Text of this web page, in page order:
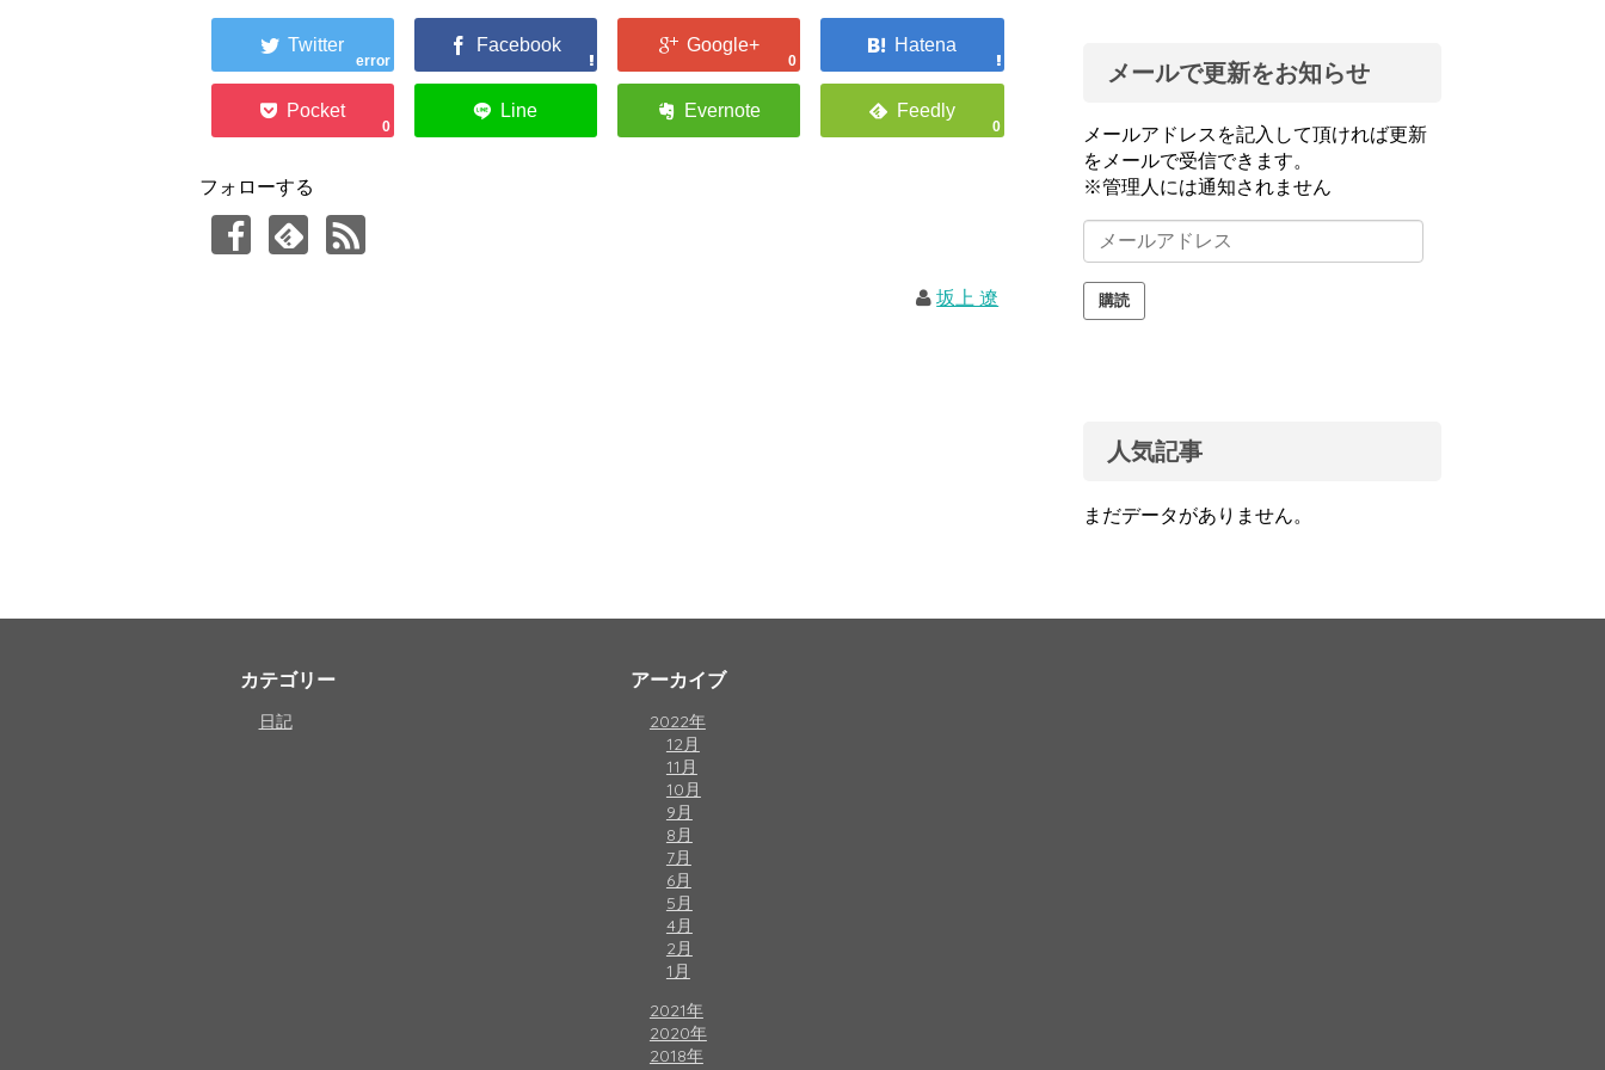
error 0
0 0
フォローする
坂上 遼
メールで更新をお知らせ
メールアドレスを記入して頂ければ更新
をメールで受信できます。
※管理人には通知されません
メ
ー
ル
ア購読
人気記事
まだデータがありません。
カテゴリー
日記
アーカイブ
2022年
12月
11月
10月
9月
8月
7月
6月
5月
4月
2月
1月
2021年
2020年
2018年